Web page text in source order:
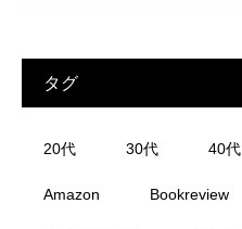
タグ
20代 30代 40代
Amazon Bookreview